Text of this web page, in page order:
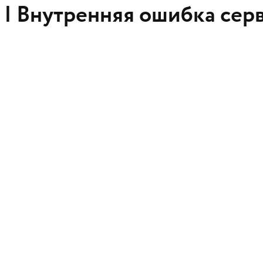
Внутренняя ошибка